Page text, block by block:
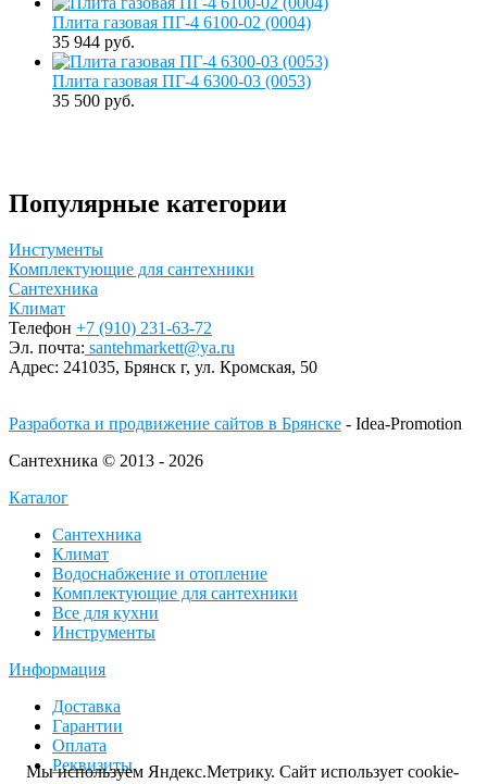
Плита газовая ПГ-4 6100-02 (0004)
35 944 руб.
Плита газовая ПГ-4 6300-03 (0053)
35 500 руб.
Популярные категории
Инстументы
Комплектующие для сантехники
Сантехника
Климат
Телефон +7 (910) 231-63-72
Эл. почта: santehmarkett@ya.ru
Адрес: 241035, Брянск г, ул. Кромская, 50
Разработка и продвижение сайтов в Брянске - Idea-Promotion
Сантехника © 2013 - 2026
Каталог
Сантехника
Климат
Водоснабжение и отопление
Комплектующие для сантехники
Все для кухни
Инструменты
Информация
Доставка
Гарантии
Оплата
Реквизиты
Мы используем Яндекс.Метрику. Сайт использует cookie-